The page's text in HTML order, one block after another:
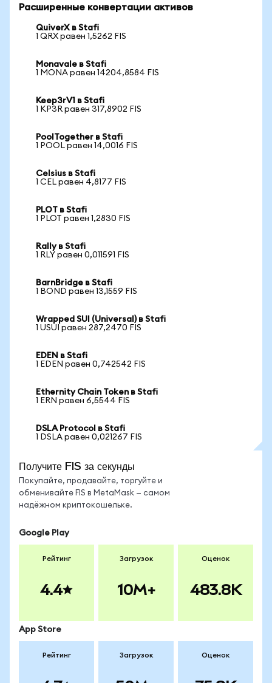
Расширенные конвертации активов
QuiverX в Stafi
1 QRX равен 1,5262 FIS
Monavale в Stafi
1 MONA равен 14204,8584 FIS
Keep3rV1 в Stafi
1 KP3R равен 317,8902 FIS
PoolTogether в Stafi
1 POOL равен 14,0016 FIS
Celsius в Stafi
1 CEL равен 4,8177 FIS
PLOT в Stafi
1 PLOT равен 1,2830 FIS
Rally в Stafi
1 RLY равен 0,011591 FIS
BarnBridge в Stafi
1 BOND равен 13,1559 FIS
Wrapped SUI (Universal) в Stafi
1 USUI равен 287,2470 FIS
EDEN в Stafi
1 EDEN равен 0,742542 FIS
Ethernity Chain Token в Stafi
1 ERN равен 6,5544 FIS
DSLA Protocol в Stafi
1 DSLA равен 0,021267 FIS
Получите FIS за секунды
Покупайте, продавайте, торгуйте и
обменивайте FIS в MetaMask — самом
надёжном криптокошельке.
Google Play
Рейтинг
4.4
Загрузок
10M+
Оценок
483.8K
App Store
Рейтинг Загрузок Оценок